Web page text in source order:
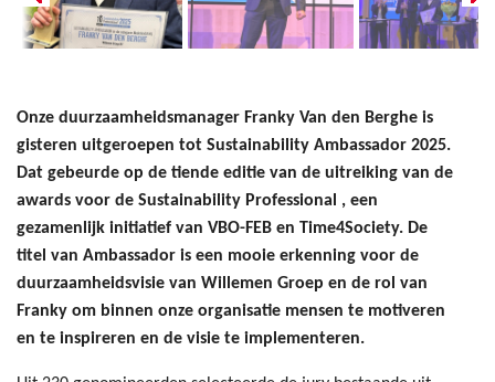
Onze duurzaamheidsmanager Franky Van den Berghe is
gisteren uitgeroepen tot Sustainability Ambassador 2025.
Dat gebeurde op de tiende editie van de uitreiking van de
awards voor de Sustainability Professional , een
gezamenlijk initiatief van VBO-FEB en Time4Society. De
titel van Ambassador is een mooie erkenning voor de
duurzaamheidsvisie van Willemen Groep en de rol van
Franky om binnen onze organisatie mensen te motiveren
en te inspireren en de visie te implementeren.